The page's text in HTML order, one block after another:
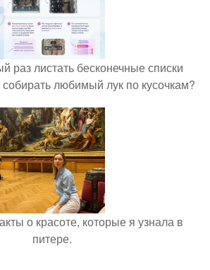
раз листать бесконечные списки
любимый лук по кусочкам?
о красоте, которые я узнала в
питере.